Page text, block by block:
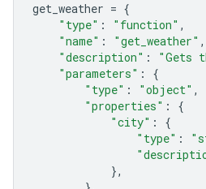
get_weather = {
"type" : "function" ,
"name" : "get_weather" ,
"description" :
"Gets
"parameters" :
{
"type" : "object" ,
"properties" :
{
"city" :
{
"type" :
},